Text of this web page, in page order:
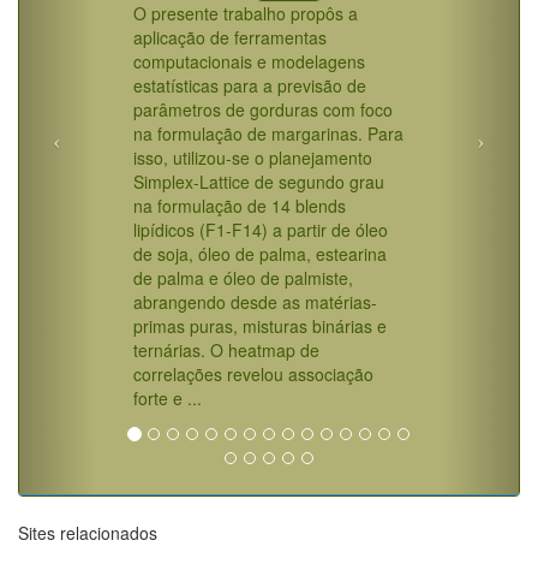
O presente trabalho propôs a
aplicação de ferramentas
computacionais e modelagens
estatísticas para a previsão de
parâmetros de gorduras com foco
na formulação de margarinas. Para
isso, utilizou-se o planejamento
Simplex-Lattice de segundo grau
na formulação de 14 blends
lipídicos (F1-F14) a partir de óleo
de soja, óleo de palma, estearina
de palma e óleo de palmiste,
abrangendo desde as matérias-
primas puras, misturas binárias e
ternárias. O heatmap de
correlações revelou associação
forte e ...
Sites relacionados